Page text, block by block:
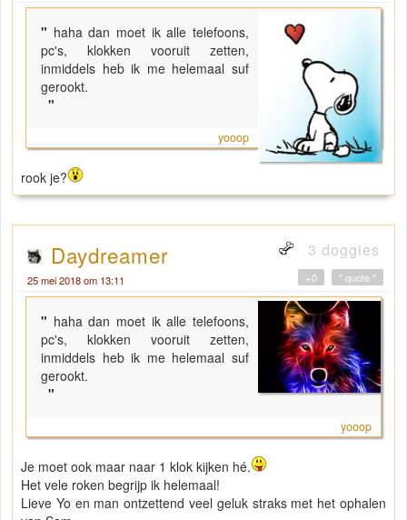
" haha dan moet ik alle telefoons,
pc's, klokken vooruit zetten,
inmiddels heb ik me helemaal suf
gerookt.
"
yooop
rook je?
Daydreamer 3 doggies
25 mei 2018 om 13:11 " quote "
+0
" haha dan moet ik alle telefoons,
pc's, klokken vooruit zetten,
inmiddels heb ik me helemaal suf
gerookt.
"
yooop
Je moet ook maar naar 1 klok kijken hé.
Het vele roken begrijp ik helemaal!
Lieve Yo en man ontzettend veel geluk straks met het ophalen